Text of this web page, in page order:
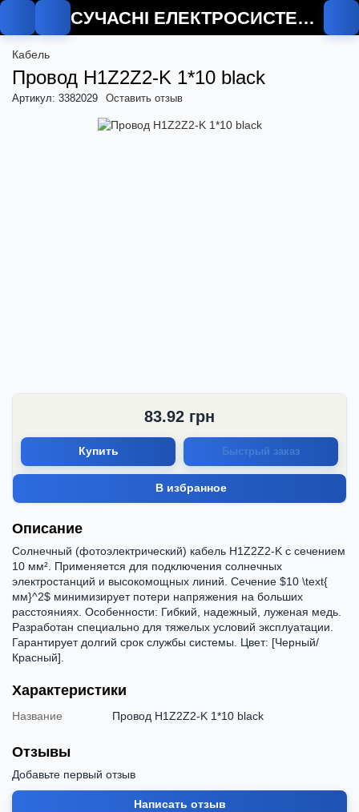
СУЧАСНІ ЕЛЕКТРОСИСТЕМИ
Кабель
Провод H1Z2Z2-K 1*10 black
Артикул: 3382029 Оставить отзыв
83.92 грн
Купить Быстрый заказ
В избранное
Описание
Солнечный (фотоэлектрический) кабель H1Z2Z2-K с сечением
10 мм². Применяется для подключения солнечных
электростанций и высокомощных линий. Сечение $10 \text{
мм}^2$ минимизирует потери напряжения на больших
расстояниях. Особенности: Гибкий, надежный, луженая медь.
Разработан специально для тяжелых условий эксплуатации.
Гарантирует долгий срок службы системы. Цвет: [Черный/
Красный].
Характеристики
Название Провод H1Z2Z2-K 1*10 black
Отзывы
Добавьте первый отзыв
Написать отзыв